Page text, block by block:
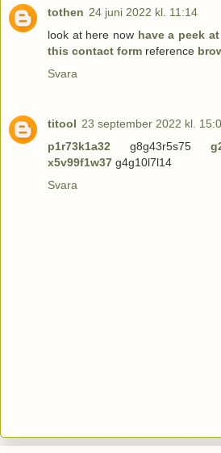
tothen 24 juni 2022 kl. 11:14
look at here now have a peek
this contact form reference
Svara
titool 23 september 2022 kl.
p1r73k1a32 g8g43r5s75
x5v99f1w37 g4g10l7l14
Svara